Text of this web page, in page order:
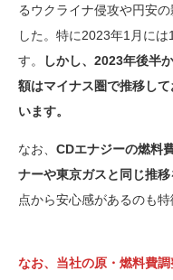
るウクライナ侵攻や円安
した。特に2023年1月に
す。
しかし、2023年後半
額はマイナス圏で推移し
います。
なお、 CDエナジーの燃料
ナーや東京ガスと同じ推移
点から安心感があるのも
なお、当社の原・燃料費